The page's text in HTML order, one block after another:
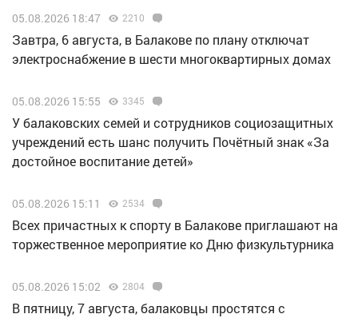
05.08.2026 18:47 2210
Завтра, 6 августа, в Балакове по плану отключат
электроснабжение в шести многоквартирных домах
05.08.2026 15:55 3345
У балаковских семей и сотрудников социозащитных
учреждений есть шанс получить Почётный знак «За
достойное воспитание детей»
05.08.2026 15:11 2534
Всех причастных к спорту в Балакове приглашают на
торжественное мероприятие ко Дню физкультурника
05.08.2026 15:02 2804
В пятницу, 7 августа, балаковцы простятся с